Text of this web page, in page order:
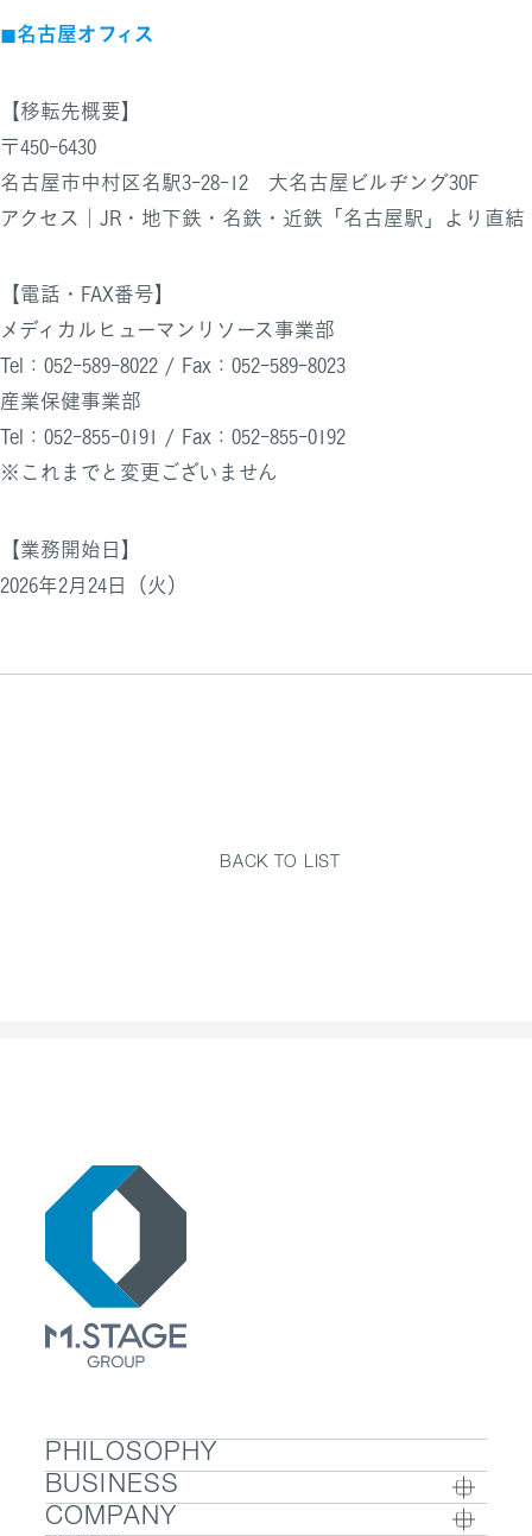
◼︎名古屋オフィス
【移転先概要】
〒450-6430
名古屋市中村区名駅3-28-12 大名古屋ビルヂング30F
アクセス｜JR・地下鉄・名鉄・近鉄「名古屋駅」より直結
【電話・FAX番号】
メディカルヒューマンリソース事業部
Tel：052-589-8022 / Fax：052-589-8023
産業保健事業部
Tel：052-855-0191 / Fax：052-855-0192
※これまでと変更ございません
【業務開始日】
2026年2月24日（火）
BACK TO LIST
PHILOSOPHY
BUSINESS
BUSINESS TOP
COMPANY